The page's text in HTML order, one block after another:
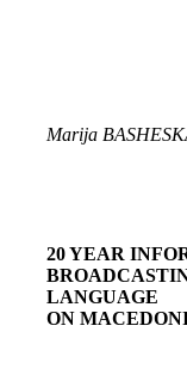
Marija
20 YEAR
LANGUAGE
ON